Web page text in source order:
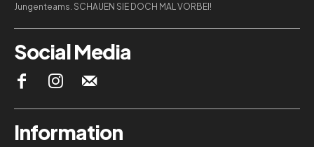
Jungenteams. SCHAUEN SIE DOCH MAL VORBEI!
Social Media
Information